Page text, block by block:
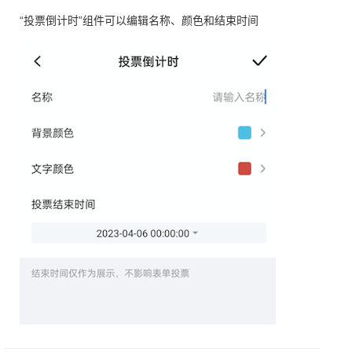
“投票倒计时”组件可以编辑名称、颜色和结束时间